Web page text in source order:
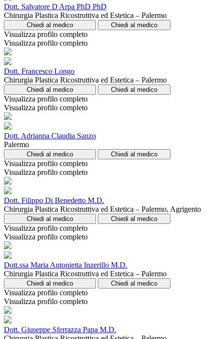
Dott. Salvatore D Arpa PhD PhD
Chirurgia Plastica Ricostruttiva ed Estetica – Palermo
Chiedi al medico Chiedi al medico
Visualizza profilo completo
Visualizza profilo completo
Dott. Francesco Longo
Chirurgia Plastica Ricostruttiva ed Estetica – Palermo
Chiedi al medico Chiedi al medico
Visualizza profilo completo
Visualizza profilo completo
Dott. Adrianna Claudia Sanzo
Palermo
Chiedi al medico Chiedi al medico
Visualizza profilo completo
Visualizza profilo completo
Dott. Filippo Di Benedetto M.D.
Chirurgia Plastica Ricostruttiva ed Estetica – Palermo, Agrigento
Chiedi al medico Chiedi al medico
Visualizza profilo completo
Visualizza profilo completo
Dott.ssa Maria Antonietta Inzerillo M.D.
Chirurgia Plastica Ricostruttiva ed Estetica – Palermo
Chiedi al medico Chiedi al medico
Visualizza profilo completo
Visualizza profilo completo
Dott. Giuseppe Sferrazza Papa M.D.